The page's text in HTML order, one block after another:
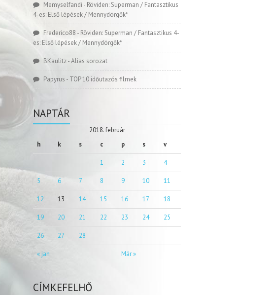
Memyselfandi - Röviden: Superman / Fantasztikus
4-es: Első lépések / Mennydörgők*
Frederico88 - Röviden: Superman / Fantasztikus 4-
es: Első lépések / Mennydörgők*
BKaulitz-Alias sorozat
Papyrus - TOP 10 időutazós filmek
NAPTÁR
2018. február
h
k s c p s v
« jan Már »
1 2 3 4
5 6 7 8 9 10 11
12 13 14 15 16 17 18
19 20 21 22 23 24 25
26 27 28
CÍMKEFELHŐ